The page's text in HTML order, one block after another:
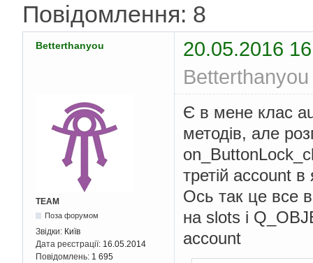
Повідомлення: 8
Betterthanyou
20.05.2016
TEAM
Поза форумом
Звідки: Київ
Дата реєстрації: 16.05.2014
Повідомлень: 1 695
Є в мене клас
методів, але
третій account
Ось так це все
на slots i
account